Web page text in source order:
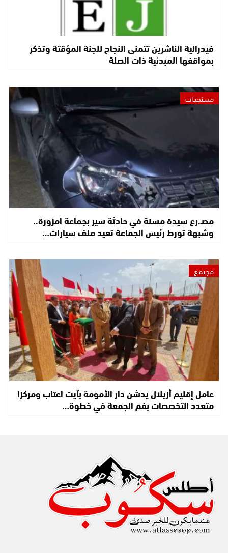
فيدرالية الناشرين تتمنى النجاح للجنة المؤقتة وتذكر
بمواقفها المبدئية ذات الصلة
مستجدات
مصـ.رع سيدة مسنة في حادثة سير بجماعة امزورة..
وشبهة تورط رئيس الجماعة تعيد ملف سيارات…
مجتمع
عامل إقليم أزيلال يدشن دار الأمومة بآيت اعتاب ومركزا
متعدد التخصصات بفم الجمعة في خطوة…